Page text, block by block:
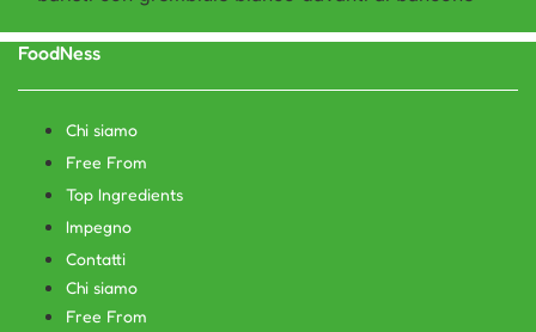
FoodNess
Chi siamo
Free From
Top Ingredients
Impegno
Contatti
Chi siamo
Free From